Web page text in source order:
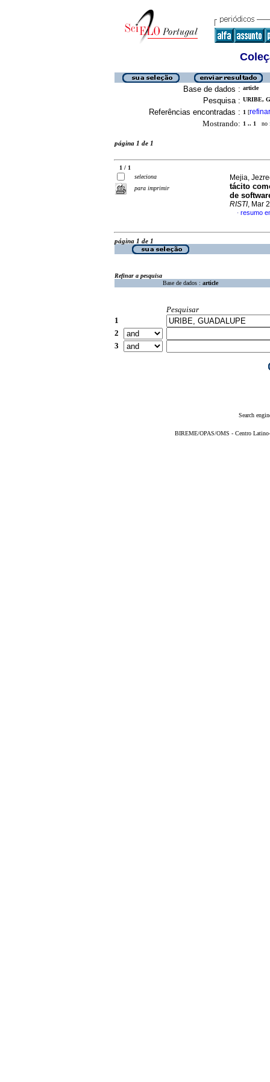
Base de dados : article
Pesquisa : URIBE,
Referências encontradas : 1 [refinar
Mostrando: 1 .. 1 no
página 1 de 1
1 / 1
seleciona
para imprimir
Mejia,
tácito
de
RISTI, Mar
· resumo
página 1 de 1
Refinar a pesquisa
Base de dados : article
Pesquisar
1
2
3
Search
BIREME/OPAS/OMS - Centro Latino-